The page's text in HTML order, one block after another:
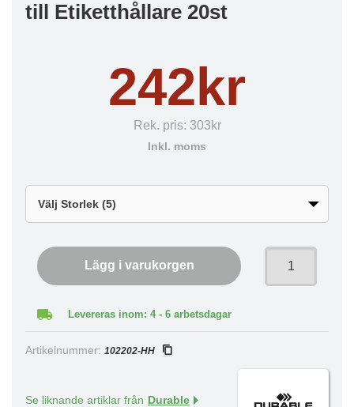
till Etiketthållare 20st
242kr
Rek. pris: 303kr
Inkl. moms
Lägg i varukorgen
Levereras inom: 4 - 6 arbetsdagar
Artikelnummer: 102202-HH
Se liknande artiklar från Durable